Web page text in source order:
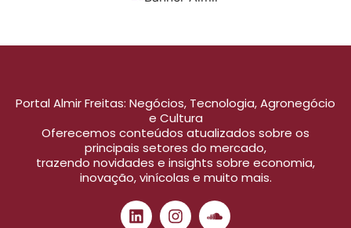
Portal Almir Freitas: Negócios, Tecnologia, Agronegócio
e Cultura
Oferecemos conteúdos atualizados sobre os
principais setores do mercado,
trazendo novidades e insights sobre economia,
inovação, vinícolas e muito mais.